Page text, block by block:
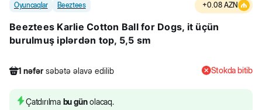
Oyuncaqlar Beeztees +0.08 AZN
Beeztees Karlie Cotton Ball for Dogs, it üçün
burulmuş iplərdən top, 5,5 sm
1 nəfər səbətə əlavə edilib
2 nəfər məhsulu alıb
Stokda bitib
Çatdırılma bu günolacaq.